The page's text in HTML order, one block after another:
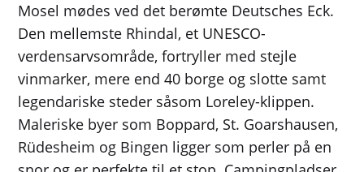
Mosel mødes ved det berømte Deutsches Eck.
Den mellemste Rhindal, et UNESCO-
verdensarvsområde, fortryller med stejle
vinmarker, mere end 40 borge og slotte samt
legendariske steder såsom Loreley-klippen.
Maleriske byer som Boppard, St. Goarshausen,
Rüdesheim og Bingen ligger som perler på en